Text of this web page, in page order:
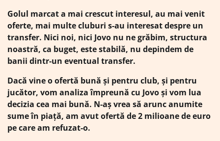
Golul marcat a mai crescut interesul, au mai venit
oferte, mai multe cluburi s-au interesat despre un
transfer. Nici noi, nici Jovo nu ne grăbim, structura
noastră, ca buget, este stabilă, nu depindem de
banii dintr-un eventual transfer.
Dacă vine o ofertă bună şi pentru club, şi pentru
jucător, vom analiza împreună cu Jovo şi vom lua
decizia cea mai bună. N-aş vrea să arunc anumite
sume în piaţă, am avut ofertă de 2 milioane de euro
pe care am refuzat-o.